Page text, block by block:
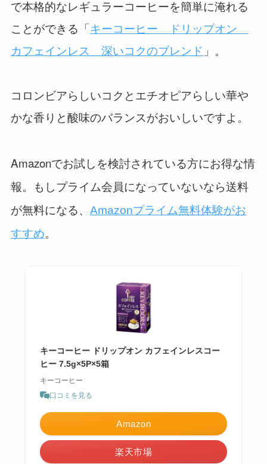
で本格的なレギュラーコーヒーを簡単に淹れる
ことができる「 キーコーヒー ドリップオン
カフェインレス 深いコクのブレンド 」。
コロンビアらしいコクとエチオピアらしい華や
かな香りと酸味のバランスがおいしいですよ。
Amazonでお試しを検討されている方にお得な情
報。もしプライム会員になっていないなら送料
が無料になる、
Amazonプライム無料体験がお
すすめ。
キーコーヒー ドリップオン カフェインレスコー
ヒー 7.5g×5P×5箱
キーコーヒー
口コミを見る
Amazon
楽天市場